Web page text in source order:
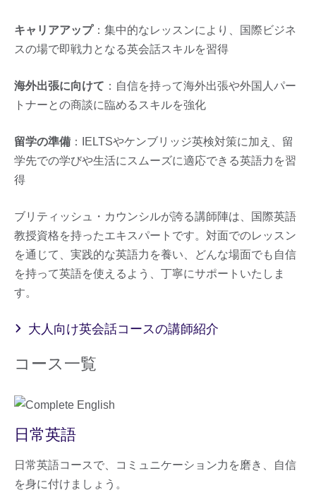
キャリアアップ：集中的なレッスンにより、国際ビジネ
スの場で即戦力となる英会話スキルを習得
海外出張に向けて ：自信を持って海外出張や外国人パー
トナーとの商談に臨めるスキルを強化
留学の準備 ：IELTSやケンブリッジ英検対策に加え、留
学先での学びや生活にスムーズに適応できる英語力を習
得
ブリティッシュ・カウンシルが誇る講師陣は、国際英語
教授資格を持ったエキスパートです。対面でのレッスン
を通じて、実践的な英語力を養い、どんな場面でも自信
を持って英語を使えるよう、丁寧にサポートいたしま
す。
大人向け英会話コースの講師紹介
コース一覧
日常英語
日常英語コースで、コミュニケーション力を磨き、自信
を身に付けましょう。